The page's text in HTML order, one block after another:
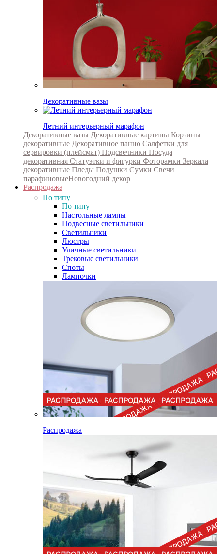
Декоративные вазы
Летний интерьерный марафон
Декоративные вазы Декоративные картины Корзины
декоративные Декоративное панно Салфетки для
сервировки (плейсмат) Подсвечники Посуда
декоративная Статуэтки и фигурки Фоторамки Зеркала
декоративные Пледы Подушки Сумки Свечи
парафиновыеНовогодний декор
Распродажа
По типу
По типу
Настольные лампы
Подвесные светильники
Светильники
Люстры
Уличные светильники
Трековые светильники
Споты
Лампочки
Распродажа